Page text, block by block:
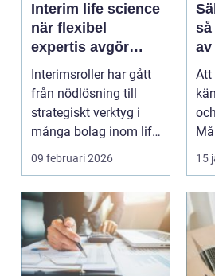
Interim life science
när flexibel
expertis avgör
takten
Interimsroller har gått
från nödlösning till
strategiskt verktyg i
många bolag inom life
science. Nä...
09 februari 2026
så
av
Att
15